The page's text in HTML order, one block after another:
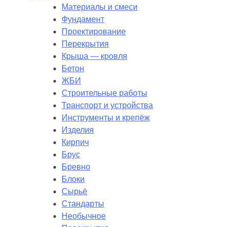
Материалы и смеси
Фундамент
Проектирование
Перекрытия
Крыша — кровля
Бетон
ЖБИ
Строительные работы
Транспорт и устройства
Инструменты и крепёж
Изделия
Кирпич
Брус
Бревно
Блоки
Сырьё
Стандарты
Необычное